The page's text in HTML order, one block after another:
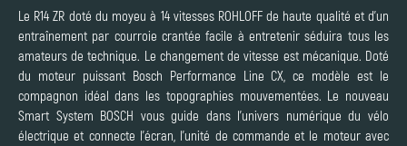
Le R14 ZR doté du moyeu à 14 vitesses ROHLOFF de haute qualité et d’un
entraînement par courroie crantée facile à entretenir séduira tous les
amateurs de technique. Le changement de vitesse est mécanique. Doté
du moteur puissant Bosch Performance Line CX, ce modèle est le
compagnon idéal dans les topographies mouvementées. Le nouveau
Smart System BOSCH vous guide dans l’univers numérique du vélo
électrique et connecte l’écran, l’unité de commande et le moteur avec